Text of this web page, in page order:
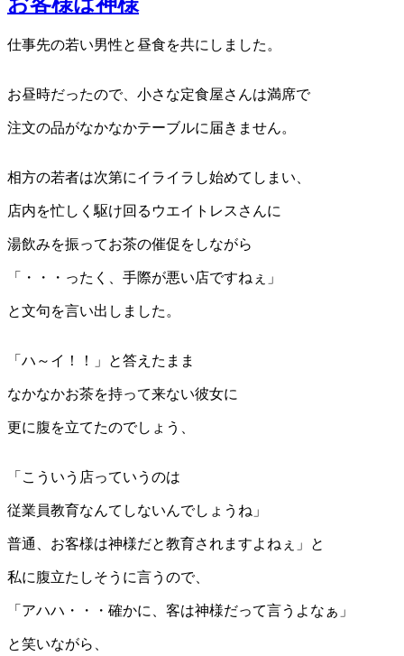
み
話
仕事先の若い男性と昼食を共にしました。
お昼時だったので、小さな定食屋さんは満席で
注文の品がなかなかテーブルに届きません。
相方の若者は次第にイライラし始めてしまい、
店内を忙しく駆け回るウエイトレスさんに
湯飲みを振ってお茶の催促をしながら
「・・・ったく、手際が悪い店ですねぇ」
と文句を言い出しました。
「ハ～イ！！」と答えたまま
なかなかお茶を持って来ない彼女に
更に腹を立てたのでしょう、
「こういう店っていうのは
従業員教育なんてしないんでしょうね」
普通、お客様は神様だと教育されますよねぇ」と
私に腹立たしそうに言うので、
「アハハ・・・確かに、客は神様だって言うよなぁ」
と笑いながら、